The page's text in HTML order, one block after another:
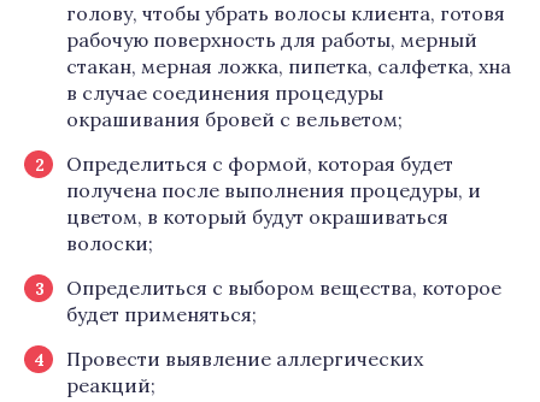
голову, чтобы убрать волосы клиента, готовя
рабочую поверхность для работы, мерный
стакан, мерная ложка, пипетка, салфетка, хна
в случае соединения процедуры
окрашивания бровей с вельветом;
Определиться с формой, которая будет
получена после выполнения процедуры, и
цветом, в который будут окрашиваться
волоски;
Определиться с выбором вещества, которое
будет применяться;
Провести выявление аллергических
реакций;